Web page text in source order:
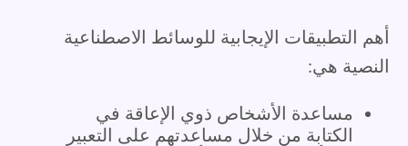
أهم التطبيقات الإيجابية للوسائط الاصطناعية
النصية هي:
مساعدة الأشخاص ذوي الإعاقة في
الكتابة من خلال مساعدتهم على التعبير